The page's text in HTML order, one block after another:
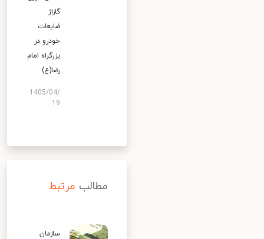
گاراژ
ضایعات
خودرو در
بزرگراه امام
رضا(ع)
1405/04/
19
مطالب مرتبط
سازمان